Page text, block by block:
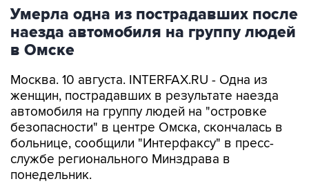
Умерла одна из пострадавших после
наезда автомобиля на группу людей
в Омске
Москва. 10 августа. INTERFAX.RU - Одна из
женщин, пострадавших в результате наезда
автомобиля на группу людей на "островке
безопасности" в центре Омска, скончалась в
больнице, сообщили "Интерфаксу" в пресс-
службе регионального Минздрава в
понедельник.